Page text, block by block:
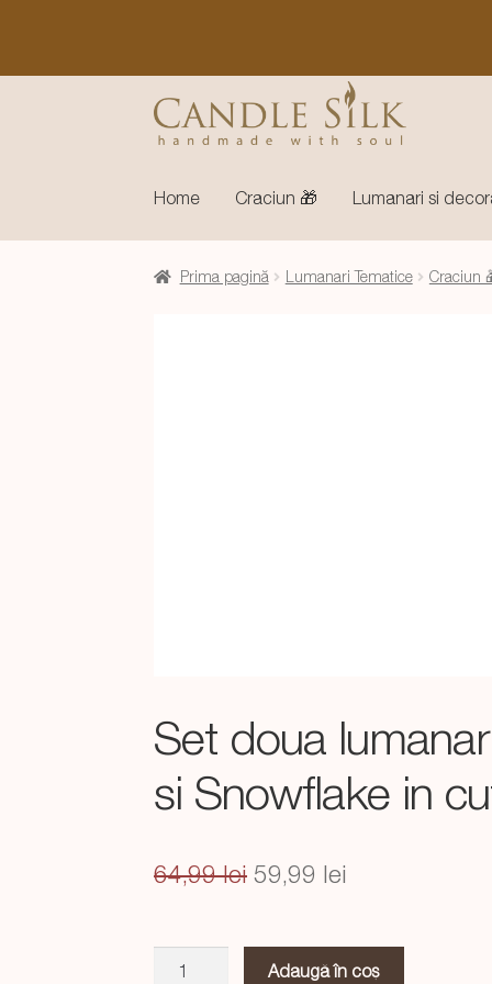
la
navigare
la
conținut
Home Craciun 🎁 Lumanari si
Prima pagină Lumanari Tematice Craciun
Set doua
si Snowflake in
64,99lei Prețul
a
59,99 lei
este:
Adaugă în coș